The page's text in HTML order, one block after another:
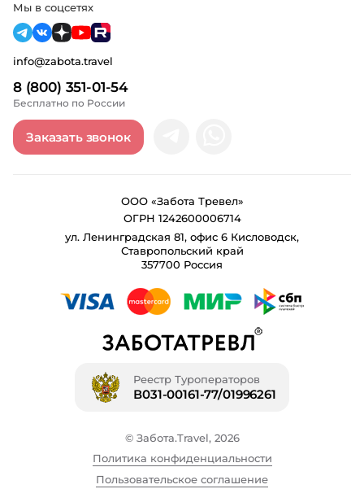
8 (800) 351-01-54
Бесплатно по России
info@zabota.travel
Заказать звонок
Мы в соцсетях
ООО «Забота Тревел»
ОГРН 1242600006714
ул. Ленинградская 81, офис 6 Кисловодск,
Ставропольский край
357700 Россия
Реестр Туроператоров
В031-00161-77/01996261
© Забота.Travel, 2026
Политика конфиденциальности
Пользовательское соглашение